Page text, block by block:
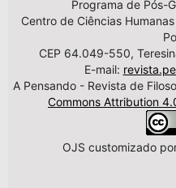
Programa de Pós-
Centro de Ciências
CEP 64.049-550,
E-mail:
A Pensando - Revista de
Commons Attribution
OJS customizado